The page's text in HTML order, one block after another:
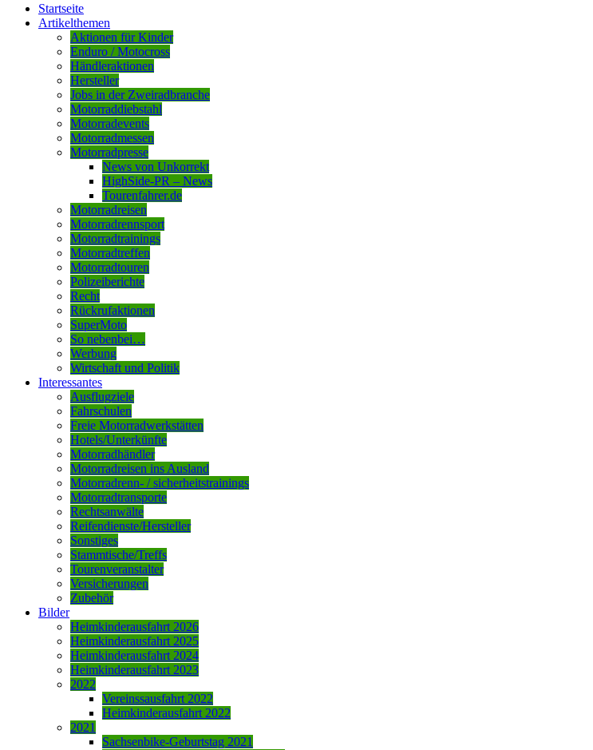
Startseite
Artikelthemen
Aktionen für Kinder
Enduro / Motocross
Händleraktionen
Hersteller
Jobs in der Zweiradbranche
Motorraddiebstahl
Motorradevents
Motorradmessen
Motorradpresse
News von Unkorrekt
HighSide-PR – News
Tourenfahrer.de
Motorradreisen
Motorradrennsport
Motorradtrainings
Motorradtreffen
Motorradtouren
Polizeiberichte
Recht
Rückrufaktionen
SuperMoto
So nebenbei…
Werbung
Wirtschaft und Politik
Interessantes
Ausflugziele
Fahrschulen
Freie Motorradwerkstätten
Hotels/Unterkünfte
Motorradhändler
Motorradreisen ins Ausland
Motorradrenn- / sicherheitstrainings
Motorradtransporte
Rechtsanwälte
Reifendienste/Hersteller
Sonstiges
Stammtische/Treffs
Tourenveranstalter
Versicherungen
Zubehör
Bilder
Heimkinderausfahrt 2026
Heimkinderausfahrt 2025
Heimkinderausfahrt 2024
Heimkinderausfahrt 2023
2022
Vereinssausfahrt 2022
Heimkinderausfahrt 2022
2021
Sachsenbike-Geburtstag 2021